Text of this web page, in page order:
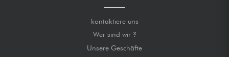
kontaktiere uns
Wer sind wir ?
Unsere Geschäfte